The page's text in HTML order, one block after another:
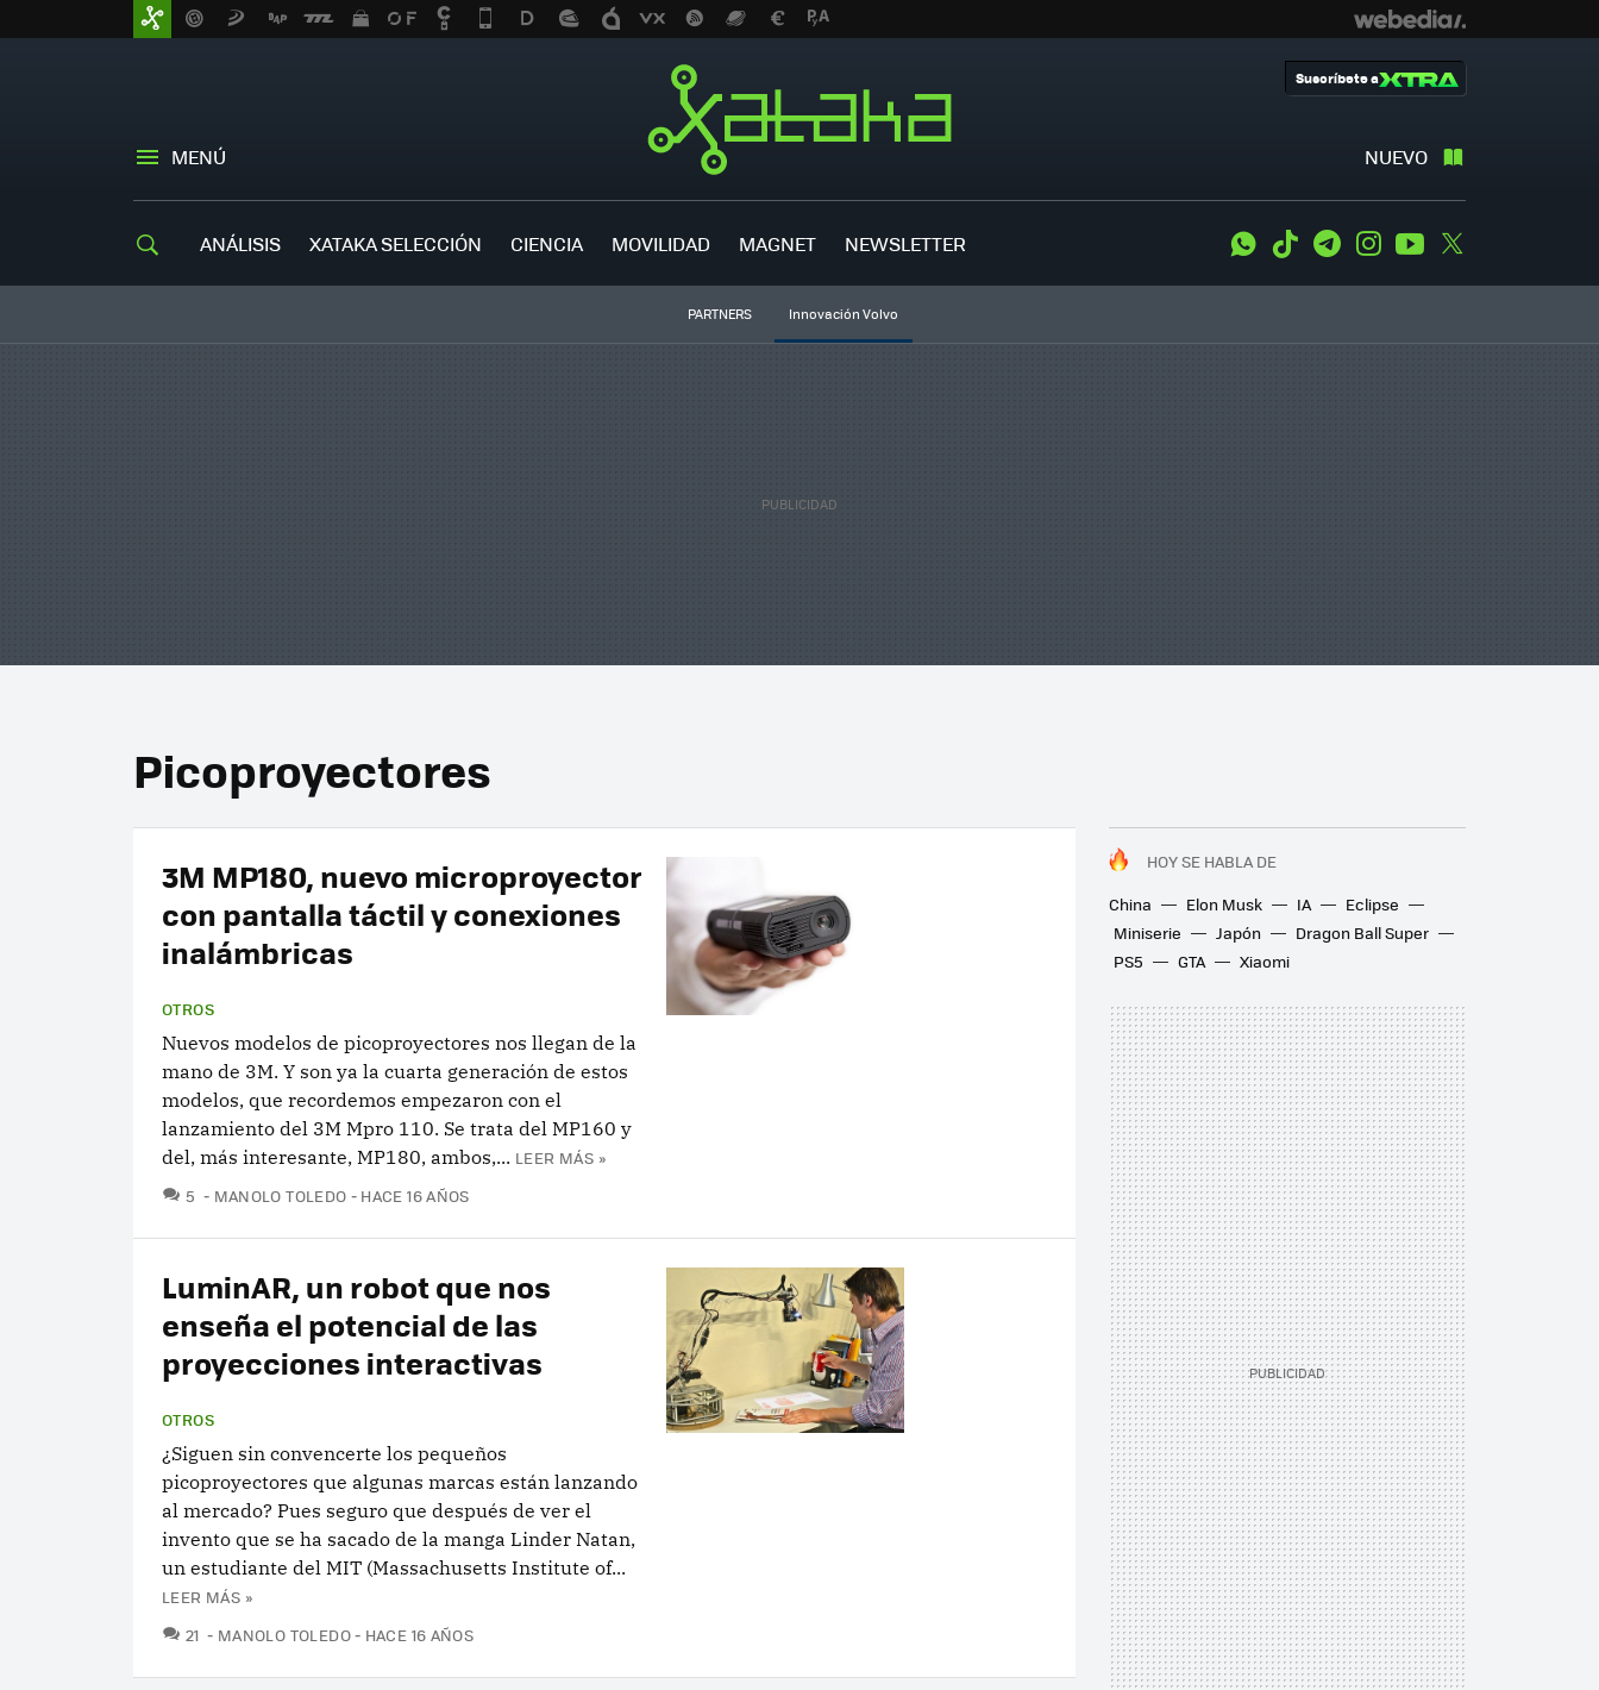
MENÚ NUEVO
Suscríbete a
ANÁLISIS XATAKA SELECCIÓN CIENCIA MOVILIDAD MAGNET NEWSLETTER WhatsApp
Tiktok TelegramInstagramYoutube
PARTNERS Innovación Volvo
Picoproyectores
HOY SE HABLA DE
China
Elon Musk IA
Eclipse
Miniserie
Japón
Dragon Ball Super
PS5
GTA Xiaomi
3M MP180, nuevo microproyector
con pantalla táctil y conexiones
inalámbricas
OTROS
Nuevos modelos de picoproyectores nos llegan de la
mano de 3M. Y son ya la cuarta generación de estos
modelos, que recordemos empezaron con el
lanzamiento del 3M Mpro 110. Se trata del MP160 y
del, más interesante, MP180, ambos,... LEER MÁS »
5 COMENTARIOS
MANOLO TOLEDO HACE 16 AÑOS
LuminAR, un robot que nos
enseña el potencial de las
proyecciones interactivas
OTROS
¿Siguen sin convencerte los pequeños
picoproyectores que algunas marcas están lanzando
al mercado? Pues seguro que después de ver el
invento que se ha sacado de la manga Linder Natan,
un estudiante del MIT (Massachusetts Institute of...
LEER MÁS »
21 COMENTARIOS
MANOLO TOLEDO HACE 16 AÑOS